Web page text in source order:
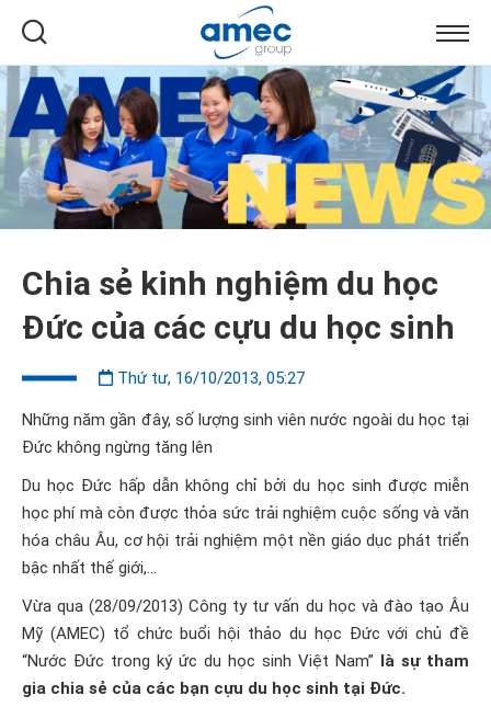
Chia sẻ kinh nghiệm du học
Đức của các cựu du học sinh
Thứ tư, 16/10/2013, 05:27
Những năm gần đây, số lượng sinh viên nước ngoài du học tại
Đức không ngừng tăng lên
Du học Đức hấp dẫn không chỉ bởi du học sinh được miễn
học phí mà còn được thỏa sức trải nghiệm cuộc sống và văn
hóa châu Âu, cơ hội trải nghiệm một nền giáo dục phát triển
bậc nhất thế giới,…
Vừa qua (28/09/2013) Công ty tư vấn du học và đào tạo Âu
Mỹ (AMEC) tổ chức buổi hội thảo du học Đức với chủ đề
“Nước Đức trong ký ức du học sinh Việt Nam” là sự tham
gia chia sẻ của các bạn cựu du học sinh tại Đức.